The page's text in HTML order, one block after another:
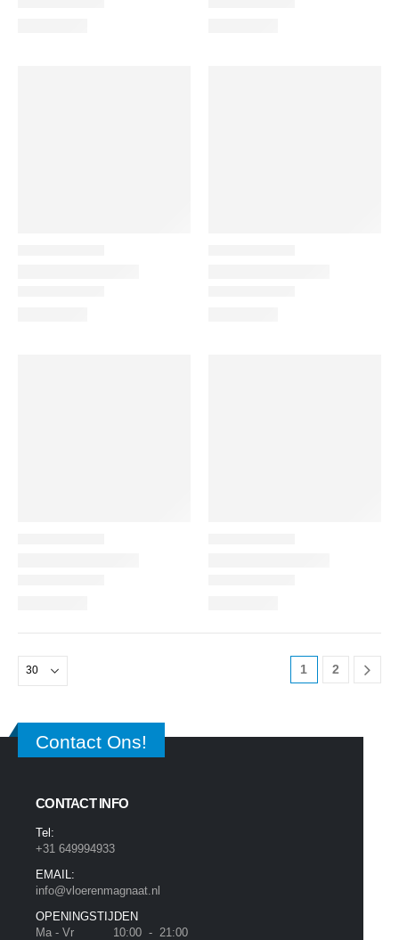
1 2
Contact Ons!
CONTACT INFO
Tel:
+31 649994933
EMAIL:
info@vloerenmagnaat.nl
OPENINGSTIJDEN
Ma - Vr 10:00 - 21:00